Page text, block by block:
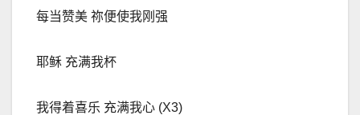
每当赞美 祢便使我刚强
耶稣 充满我杯
我得着喜乐 充满我心 (X3)